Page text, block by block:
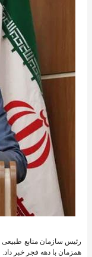
همزمان با دهه فجر خبر داد.